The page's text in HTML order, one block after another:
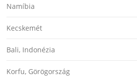
Namíbia
Kecskemét
Bali, Indonézia
Korfu, Görögország